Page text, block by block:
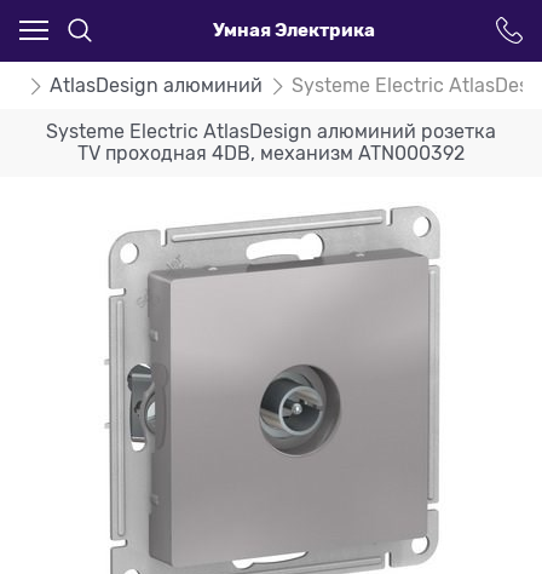
Умная Электрика
AtlasDesign алюминий Systeme Electric
Systeme Electric AtlasDesign алюминий розетка
TV проходная 4DB, механизм ATN000392